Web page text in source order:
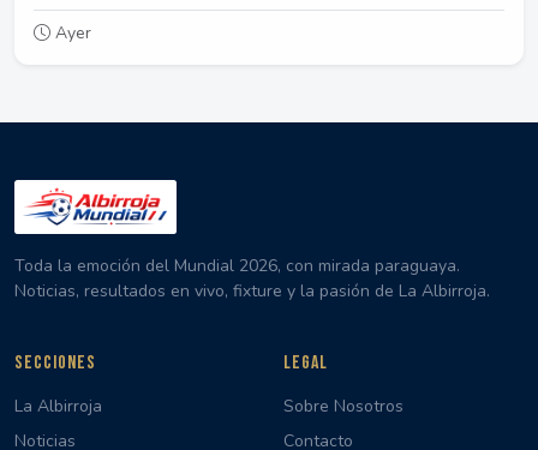
Ayer
Toda la emoción del Mundial 2026, con mirada paraguaya.
Noticias, resultados en vivo, fixture y la pasión de La Albirroja.
SECCIONES
La Albirroja
Noticias
LEGAL
Sobre Nosotros
Contacto